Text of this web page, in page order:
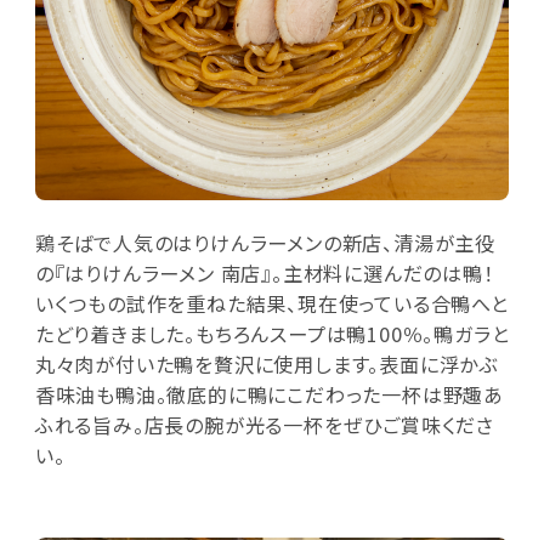
鶏そばで人気のはりけんラーメンの新店、清湯が主役
の『はりけんラーメン 南店』。主材料に選んだのは鴨！
いくつもの試作を重ねた結果、現在使っている合鴨へと
たどり着きました。もちろんスープは鴨100％。鴨ガラと
丸々肉が付いた鴨を贅沢に使用します。表面に浮かぶ
香味油も鴨油。徹底的に鴨にこだわった一杯は野趣あ
ふれる旨み。店長の腕が光る一杯をぜひご賞味くださ
い。